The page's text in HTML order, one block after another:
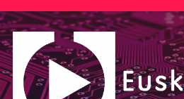
Saltar
al
contenido